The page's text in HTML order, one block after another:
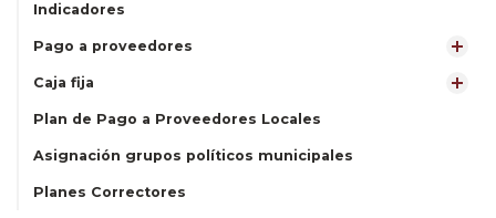
Indicadores
Pago a proveedores
Caja fija
Plan de Pago a Proveedores Locales
Asignación grupos políticos municipales
Planes Correctores